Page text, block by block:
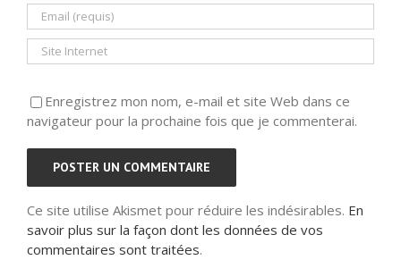
Enregistrez mon nom, e-mail et site Web dans ce
navigateur pour la prochaine fois que je commenterai.
Ce site utilise Akismet pour réduire les indésirables. En
savoir plus sur la façon dont les données de vos
commentaires sont traitées.